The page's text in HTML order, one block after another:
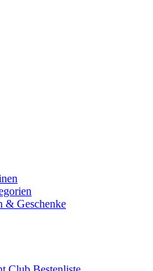
& Geschenke